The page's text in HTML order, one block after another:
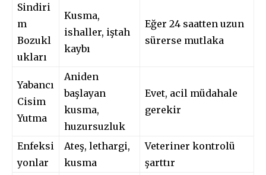
Sindiri
m
Bozukl
ukları
Kusma,
ishaller, iştah
kaybı
Eğer 24 saatten uzun
sürerse mutlaka
Yabancı
Cisim
Yutma
Aniden
başlayan
kusma,
huzursuzluk
Evet, acil müdahale
gerekir
Enfeksi
yonlar
Ateş, lethargi,
kusma
Veteriner kontrolü
şarttır